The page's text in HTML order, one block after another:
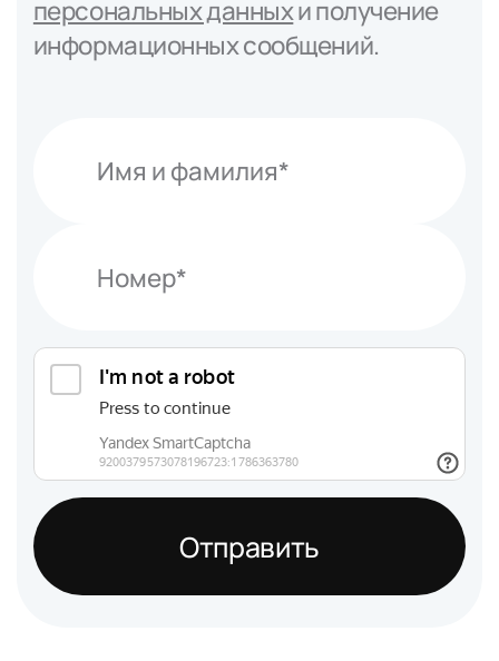
персональных данныхи получение
информационных сообщений.
Отправить